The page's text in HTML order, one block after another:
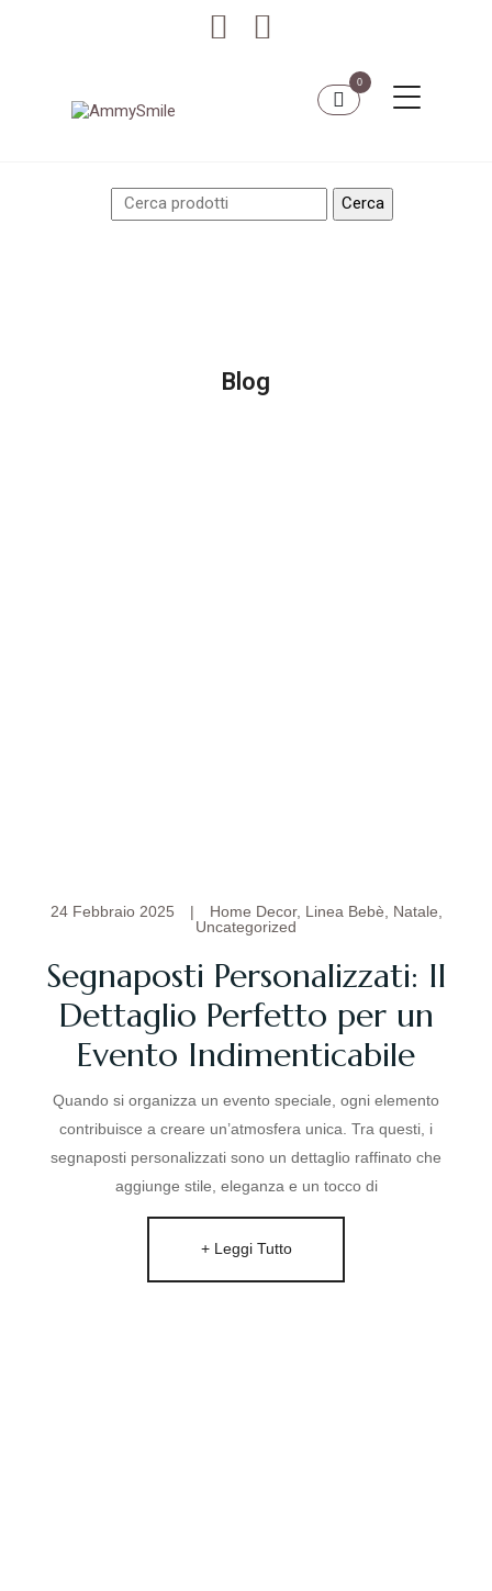
0
Blog
24 Febbraio 2025 | Home Decor, Linea Bebè Natale
Uncategorized
Segnaposti Personalizzati: Il
Dettaglio Perfetto per un
Evento Indimenticabile
Quando si organizza un evento speciale, ogni elemento
contribuisce a creare un’atmosfera unica. Tra questi, i
segnaposti personalizzati sono un dettaglio raffinato che
aggiunge stile, eleganza e un tocco di
+ Leggi Tutto